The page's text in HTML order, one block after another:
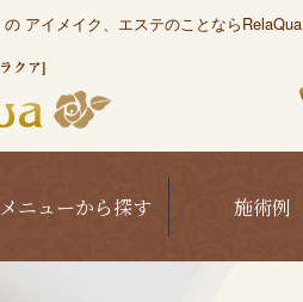
アイメイク、エステのことならRelaQua
メニューから探す 施術例